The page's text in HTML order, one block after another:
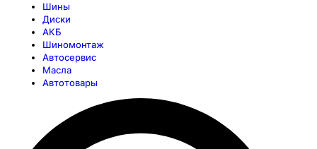
Шины
Диски
АКБ
Шиномонтаж
Автосервис
Масла
Автотовары